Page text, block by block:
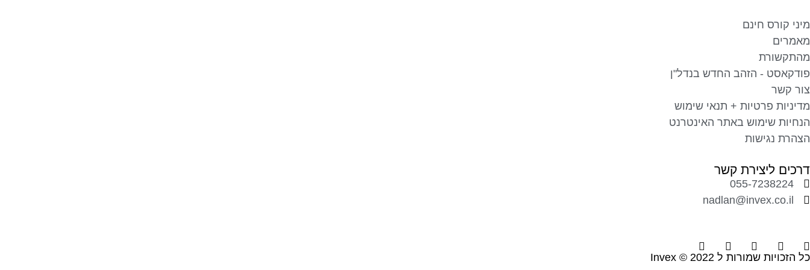
מיני קורס חינם
מאמרים
מהתקשורת
פודקאסט - הזהב החדש בנדל"ן
צור קשר
מדיניות פרטיות + תנאי שימוש
הנחיות שימוש באתר האינטרנט
הצהרת נגישות
דרכים ליצירת קשר
055-7238224
nadlan@invex.co.il
כל הזכויות שמורות ל 2022 © Invex